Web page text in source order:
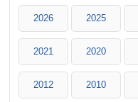
2026 2025
2021 2020
2012 2010